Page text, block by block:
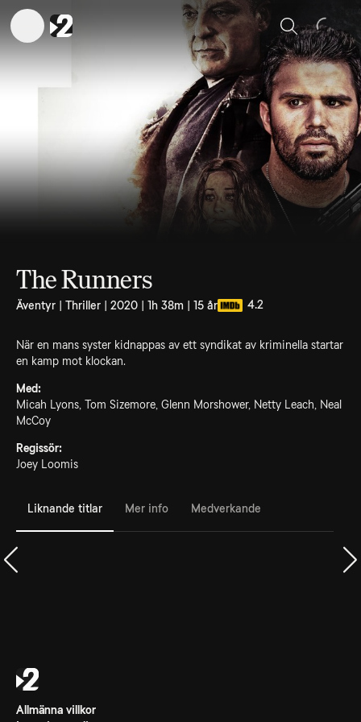
Sök
The Runners
Äventyr | Thriller | 2020 | 1h 38m | 15 år 4.2
När en mans syster kidnappas av ett syndikat av kriminella startar
en kamp mot klockan.
Med:
Micah Lyons, Tom Sizemore, Glenn Morshower, Netty Leach, Neal
McCoy
Regissör:
Joey Loomis
Liknande titlar Mer info Medverkande
Allmänna villkor